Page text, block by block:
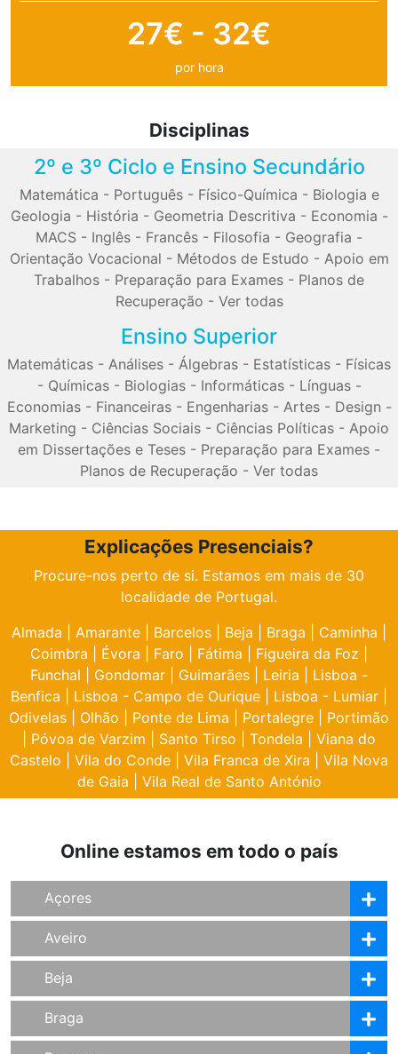
27€ - 32€
por hora
Disciplinas
2º e 3º Ciclo e Ensino Secundário
Matemática - Português- Físico-Química - Biologia e
Geologia - História - Geometria Descritiva - Economia -
MACS - Inglês - Francês - Filosofia - Geografia -
Orientação Vocacional - Métodos de Estudo - Apoio em
Trabalhos - Preparação para Exames - Planos de
Recuperação - Ver todas
Ensino Superior
Matemáticas - Análises - Álgebras - Estatísticas - Físicas
- Químicas- Biologias- Informáticas- Línguas-
Economias- Financeiras- Engenharias- Artes- Design -
Marketing - Ciências Sociais - Ciências Políticas - Apoio
em Dissertações e Teses - Preparação para Exames -
Planos de Recuperação - Ver todas
Explicações Presenciais?
Procure-nos perto de si. Estamos em mais de 30
localidade de Portugal.
Almada
Amarante Barcelos Beja Braga Caminha
Coimbra
Évora Faro Fátima Figueira da Foz
Funchal
Gondomar Guimarães Leiria
Lisboa -
Benfica
Lisboa - Campo de Ourique Lisboa - Lumiar
Odivelas
Olhão Ponte de Lima Portalegre
Portimão
Póvoa de Varzim Santo Tirso Tondela
Viana do
Castelo
Vila do Conde Vila Franca de Xira
Vila Nova
de Gaia
Vila Real de Santo António
Online estamos em todo o país
Açores
Aveiro
Beja
Braga